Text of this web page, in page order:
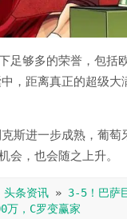
足够多的荣誉，包括
，距离真正的超级大
斯进一步成熟，葡萄
会，也会随之上升。
头条资讯 » 3-5！巴萨
万，C罗变赢家